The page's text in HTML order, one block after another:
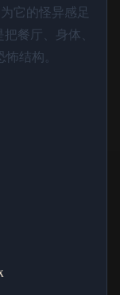
它的怪异感足
餐厅、身体、
结构。